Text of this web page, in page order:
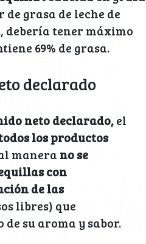
grasa de leche de
debería tener máximo
69% de grasa.
declarado
neto declarado,el
los productos
manera no se
con
de las
libres) que
su aroma y sabor.